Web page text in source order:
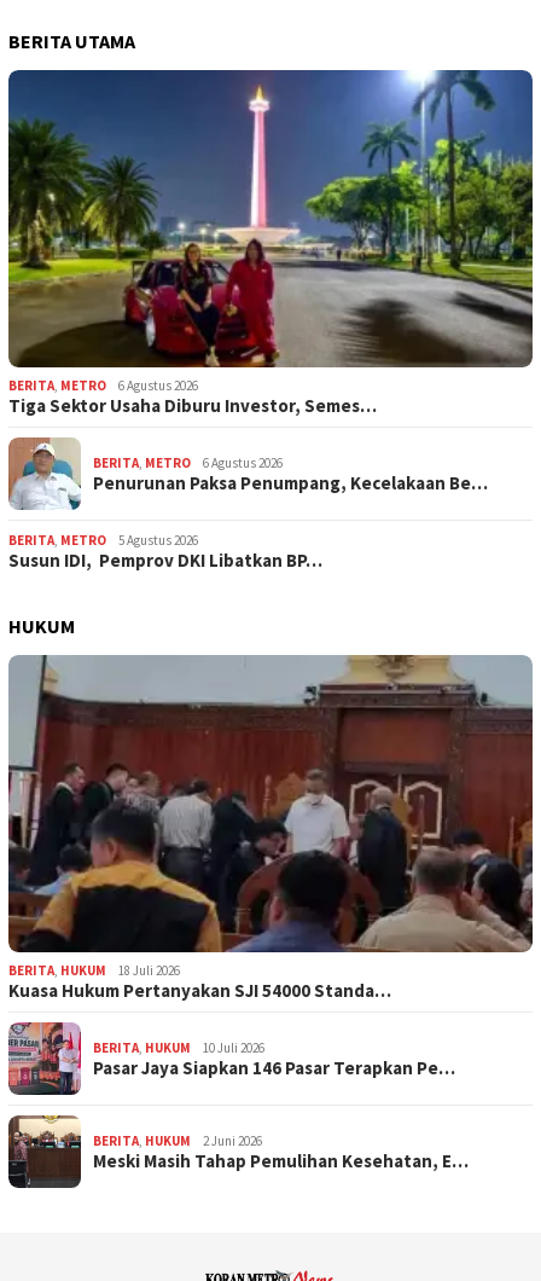
BERITA UTAMA
BERITA, METRO 6 Agustus 2026
Tiga Sektor Usaha Diburu Investor, Semes…
BERITA, METRO 6 Agustus 2026
Penurunan Paksa Penumpang, Kecelakaan Be…
BERITA, METRO 5 Agustus 2026
Susun IDI, Pemprov DKI Libatkan BP…
HUKUM
BERITA, HUKUM 18 Juli 2026
Kuasa Hukum Pertanyakan SJI 54000 Standa…
BERITA, HUKUM 10 Juli 2026
Pasar Jaya Siapkan 146 Pasar Terapkan Pe…
BERITA, HUKUM 2 Juni 2026
Meski Masih Tahap Pemulihan Kesehatan, E…